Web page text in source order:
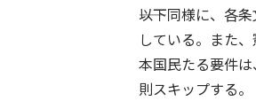
――以下同様に、
している。また
本国民たる要件
則スキップする。